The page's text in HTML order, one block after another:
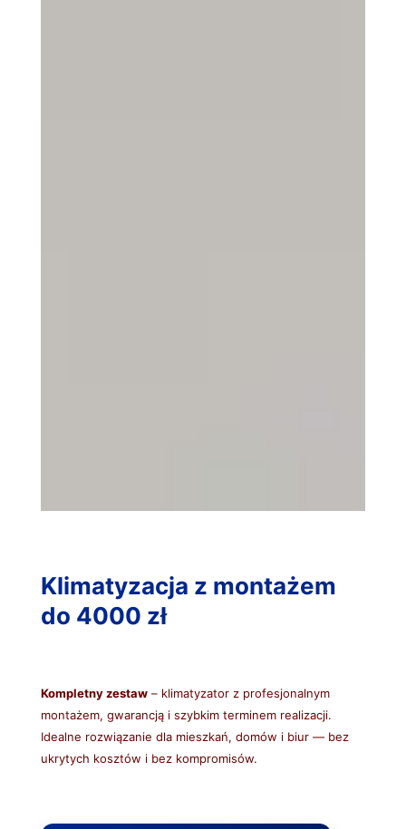
Klimatyzacja z montażem
do 4000 zł
Kompletny zestaw– klimatyzator z profesjonalnym
montażem, gwarancją i szybkim terminem realizacji.
Idealne rozwiązanie dla mieszkań, domów i biur — bez
ukrytych kosztów i bez kompromisów.